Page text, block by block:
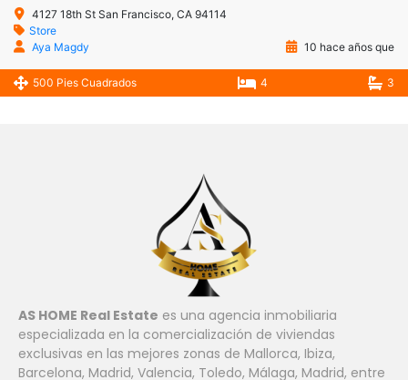
4127 18th St San Francisco, CA 94114
Store
Aya Magdy
10 hace años que
500 Pies Cuadrados 4 3
AS HOME Real Estate es una agencia inmobiliaria
especializada en la comercialización de viviendas
exclusivas en las mejores zonas de Mallorca, Ibiza,
Barcelona, ​​Madrid, Valencia, Toledo, Málaga, Madrid, entre